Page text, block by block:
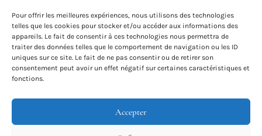
Pour offrir les meilleures expériences, nous utilisons des technologies
telles que les cookies pour stocker et/ou accéder aux informations des
appareils. Le fait de consentir à ces technologies nous permettra de
traiter des données telles que le comportement de navigation ou les ID
uniques sur ce site. Le fait de ne pas consentir ou de retirer son
consentement peut avoir un effet négatif sur certaines caractéristiques et
fonctions.
Accepter